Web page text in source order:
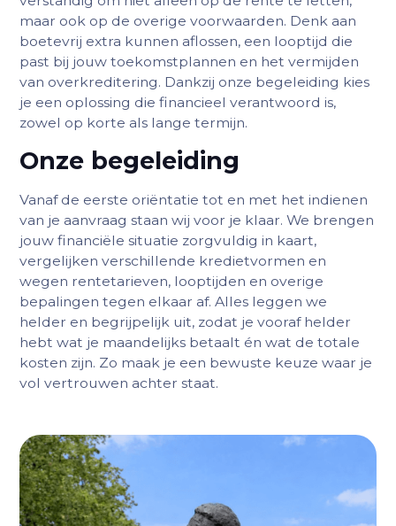
maar ook op de overige voorwaarden. Denk aan
boetevrij extra kunnen aflossen, een looptijd die
past bij jouw toekomstplannen en het vermijden
van overkreditering. Dankzij onze begeleiding kies
je een oplossing die financieel verantwoord is,
zowel op korte als lange termijn.
Onze begeleiding
Vanaf de eerste oriëntatie tot en met het indienen
van je aanvraag staan wij voor je klaar. We brengen
jouw financiële situatie zorgvuldig in kaart,
vergelijken verschillende kredietvormen en
wegen rentetarieven, looptijden en overige
bepalingen tegen elkaar af. Alles leggen we
helder en begrijpelijk uit, zodat je vooraf helder
hebt wat je maandelijks betaalt én wat de totale
kosten zijn. Zo maak je een bewuste keuze waar je
vol vertrouwen achter staat.